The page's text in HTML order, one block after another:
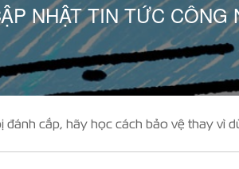
NHẬT TIN TỨC CÔNG
đánh cắp, hãy học cách bảo vệ thay vì